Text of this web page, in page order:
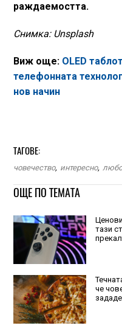
раждаемостта.
Снимка: Unsplash
Виж още: OLED
телефонната
нов начин
ТАГОВЕ:
човечество, интересно,
ОЩЕ ПО ТЕМАТА
тази
че